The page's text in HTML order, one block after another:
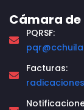
Cámara de
PQRSF:
Facturas: